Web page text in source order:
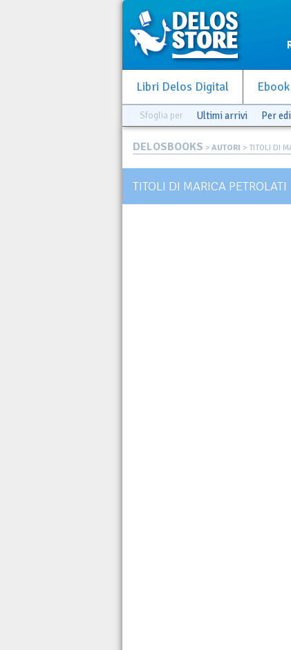
Libri Delos Digital Ebook
Sfoglia per Ultimi arrivi Per
DELOSBOOKS > AUTORI > TITOLI DI
TITOLI DI MARICA PETROLATI